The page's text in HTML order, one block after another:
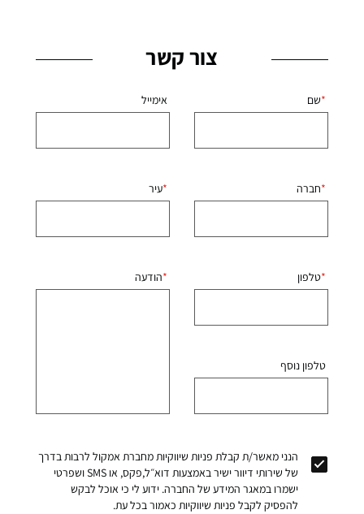
צור קשר
שם
חברה
טלפון
טלפון נוסף
אימייל
עיר
הודעה
הנני מאשר/ת קבלת פניות שיווקיות מחברת אמקול לרבות בדרך
של שירותי דיוור ישיר באמצעות דוא״ל,פקס, או SMS ושפרטי
ישמרו במאגר המידע של החברה. ידוע לי כי אוכל לבקש
להפסיק לקבל פניות שיווקיות כאמור בכל עת.